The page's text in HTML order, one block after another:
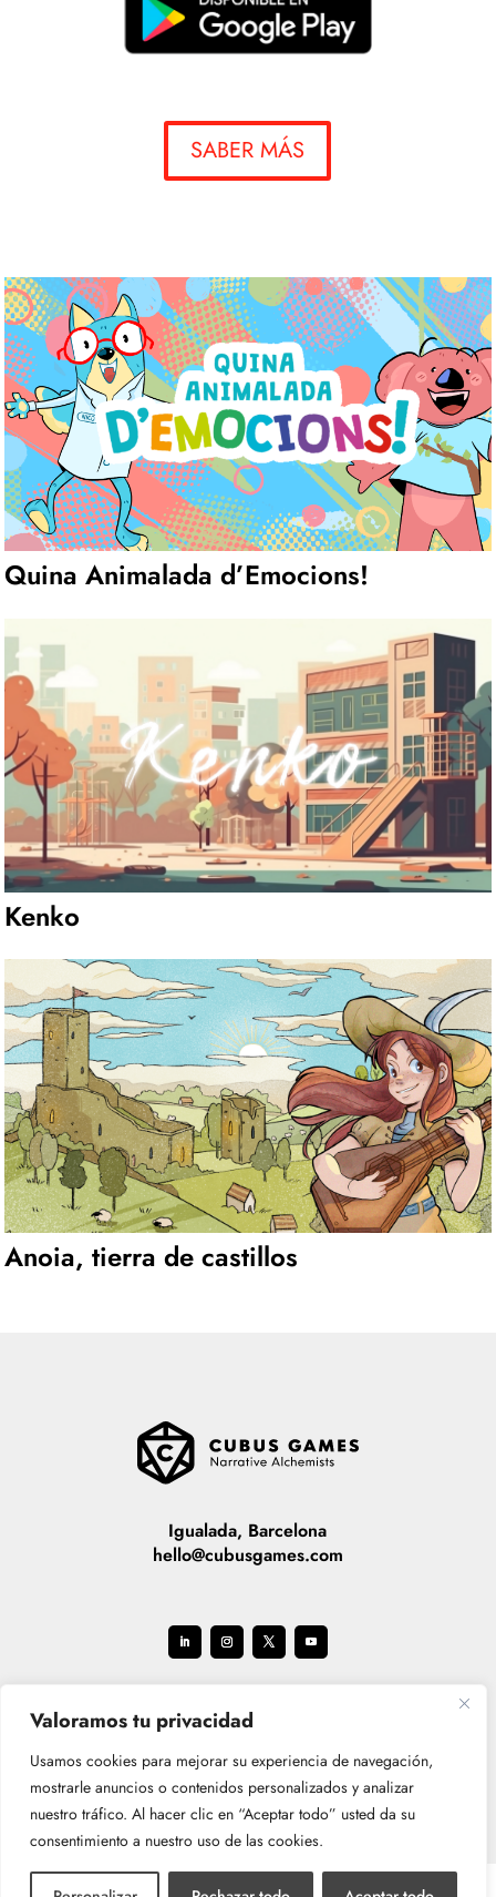
Valoramos tu privacidad
Usamos cookies para mejorar su experiencia de navegación,
mostrarle anuncios o contenidos personalizados y analizar
nuestro tráfico. Al hacer clic en “Aceptar todo” usted da su
consentimiento a nuestro uso de las cookies.
SABER MÁS
Quina Animalada d’Emocions!
Kenko
Anoia, tierra de castillos
Igualada, Barcelona
hello@cubusgames.com